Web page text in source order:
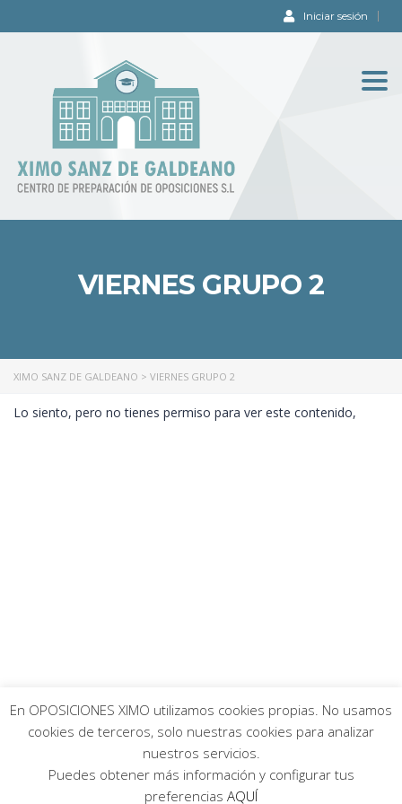
Iniciar sesión
VIERNES GRUPO 2
XIMO SANZ DE GALDEANO > VIERNES GRUPO 2
Lo siento, pero no tienes permiso para ver este contenido,
Copyright © 2026 Ximo Sanz de Galdeano Centro de preparación
de oposiciones S.L.
En OPOSICIONES XIMO utilizamos cookies propias. No usamos
cookies de terceros, solo nuestras cookies para analizar
nuestros servicios.
Puedes obtener más información y configurar tus
preferencias AQUÍ